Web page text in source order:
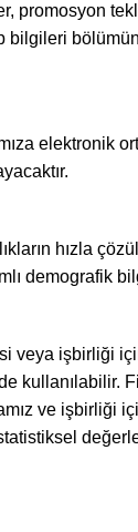
promosyon
bilgileri
elektronik
hızla
demografik
veya işbirliği
kullanılabilir.
ve işbirliği